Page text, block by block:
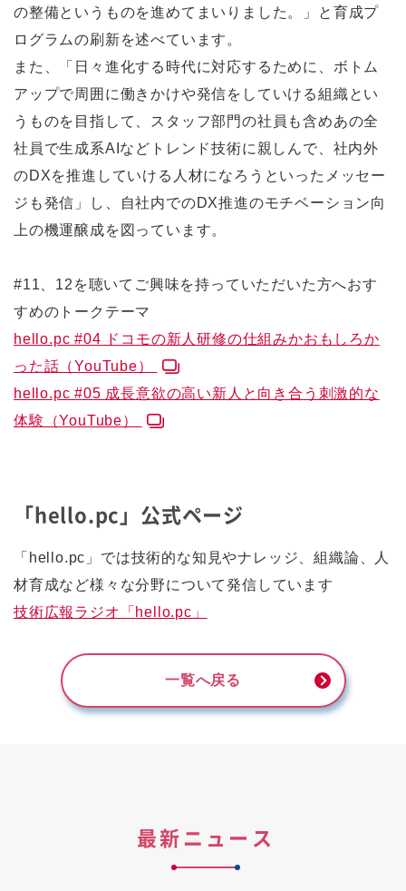
の整備というものを進めてまいりました。」と育成プ
ログラムの刷新を述べています。
また、「日々進化する時代に対応するために、ボトム
アップで周囲に働きかけや発信をしていける組織とい
うものを目指して、スタッフ部門の社員も含めあの全
社員で生成系AIなどトレンド技術に親しんで、社内外
のDXを推進していける人材になろうといったメッセー
ジも発信」し、自社内でのDX推進のモチベーション向
上の機運醸成を図っています。
#11、12を聴いてご興味を持っていただいた方へおす
すめのトークテーマ
hello.pc #04 ドコモの新人研修の仕組みかおもしろか
った話（YouTube）
hello.pc #05 成長意欲の高い新人と向き合う刺激的な
体験（YouTube）
「hello.pc」公式ページ
「hello.pc」では技術的な知見やナレッジ、組織論、人
材育成など様々な分野について発信しています
技術広報ラジオ「hello.pc」
一覧へ戻る
最新ニュース